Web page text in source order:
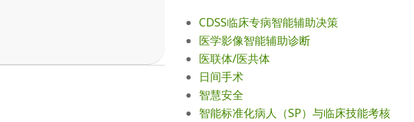
CDSS临床专病智能辅助决策
医学影像智能辅助诊断
医联体/医共体
日间手术
智慧安全
智能标准化病人（SP）与临床技能考核